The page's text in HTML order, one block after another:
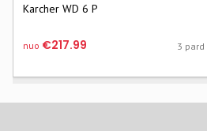
Karcher WD 6 P
nuo €217.99 3 pard